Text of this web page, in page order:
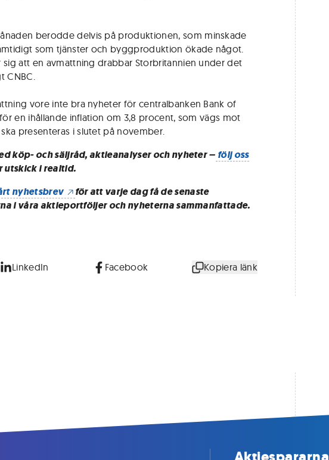
berodde delvis på produktionen, som minskade
som tjänster och byggproduktion ökade något.
sig att en avmattning drabbar Storbritannien under det
CNBC.
vore inte bra nyheter för centralbanken Bank of
en ihållande inflation om 3,8 procent, som vägs mot
presenteras i slutet på november.
köp- och säljråd, aktieanalyser och nyheter – följ oss
utskick i realtid.
nyhetsbrev
för att varje dag få de senaste
i våra aktieportföljer och nyheterna sammanfattade.
LinkedIn Facebook Kopiera länk